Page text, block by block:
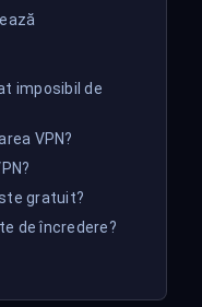
imposibil de
VPN?
gratuit?
de încredere?